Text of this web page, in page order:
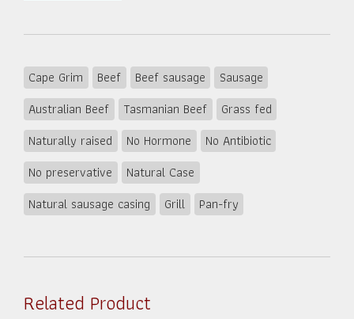
Cape Grim Beef Beef sausage
Sausage
Australian Beef
Tasmanian Beef
Grass fed
Naturally raised
No Hormone
No Antibiotic
No preservative
Natural Case
Natural sausage casing
Grill Pan-fry
Related Product